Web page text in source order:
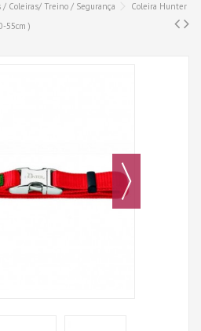
/ Coleiras/ Treino / Segurança
Coleira Hunter
55cm )